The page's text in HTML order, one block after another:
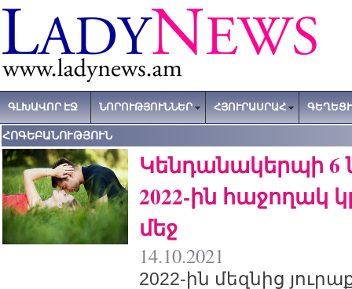
ԳԼԽԱՎՈՐ ԷՋ ՆՈՐՈՒԹՅՈՒՆՆԵՐ ՀՅՈՒՐԱՍՐԱՀ
ՀՈԳԵԲԱՆՈՒԹՅՈՒՆ
Կենդանակերպի 6
2022-ին հաջողակ
մեջ
14.10.2021
2022-ին մեզնից